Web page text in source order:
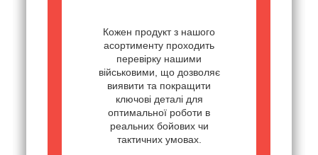
Кожен продукт з нашого
асортименту проходить
перевірку нашими
військовими, що дозволяє
виявити та покращити
ключові деталі для
оптимальної роботи в
реальних бойових чи
тактичних умовах.